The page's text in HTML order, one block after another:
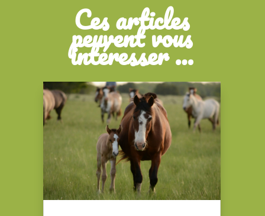
Ces articles
peuvent vous
intéresser …